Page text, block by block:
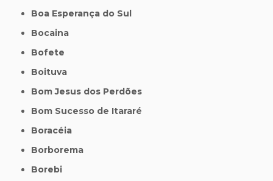
Boa Esperança do Sul
Bocaina
Bofete
Boituva
Bom Jesus dos Perdões
Bom Sucesso de Itararé
Boracéia
Borborema
Borebi